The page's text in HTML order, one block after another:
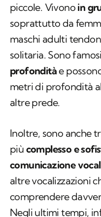
piccole. Vivono in
soprattutto da
maschi adulti
solitaria. Sono
profonditàe
metri di profondità
altre prede.
Inoltre, sono anche
più complesso e
comunicazione
altre vocalizzazioni
comprendere
Negli ultimi tempi,